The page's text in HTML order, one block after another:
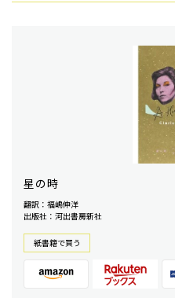
星の時
翻訳：福嶋伸洋
出版社：河出書房新社
紙書籍で買う